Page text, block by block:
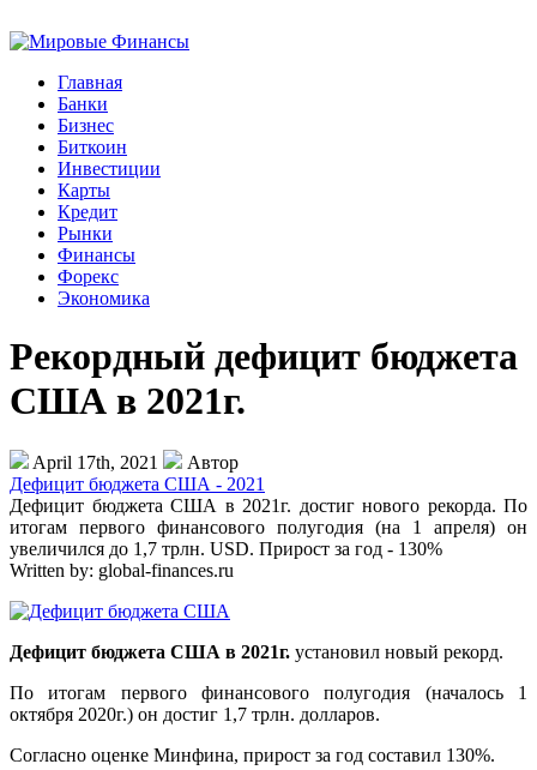
Главная
Банки
Бизнес
Биткоин
Инвестиции
Карты
Кредит
Рынки
Финансы
Форекс
Экономика
Рекордный дефицит бюджета
США в 2021г.
April 17th, 2021
Автор
Дефицит бюджета США - 2021
Дефицит бюджета США в 2021г. достиг нового рекорда. По
итогам первого финансового полугодия (на 1 апреля) он
увеличился до 1,7 трлн. USD. Прирост за год - 130%
Written by: global-finances.ru
Дефицит бюджета США в 2021г. установил новый рекорд.
По итогам первого финансового полугодия (началось 1
октября 2020г.) он достиг 1,7 трлн. долларов.
Согласно оценке Минфина, прирост за год составил 130%.